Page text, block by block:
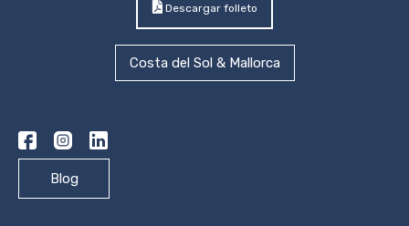
Descargar folleto
Costa del Sol & Mallorca
Blog